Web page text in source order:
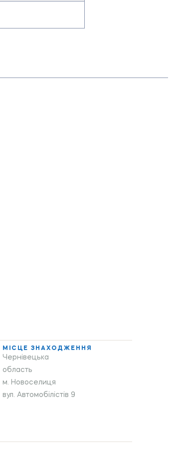
МІСЦЕ ЗНАХОДЖЕННЯ
Чернівецька
область
м. Новоселиця
вул. Автомобілістів 9